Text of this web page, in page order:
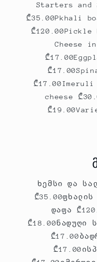
Starters and
₾35.00Pkhali
₾120.00Pickle
Cheese
₾17.00Imeruli
cheese
ხემსი და
დაფა
₾18.00ნადუღი